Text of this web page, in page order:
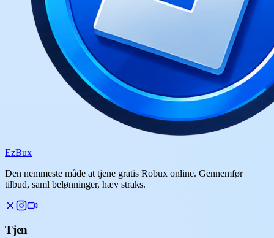
EzBux
Den nemmeste måde at tjene gratis Robux online. Gennemfør
tilbud, saml belønninger, hæv straks.
Tjen